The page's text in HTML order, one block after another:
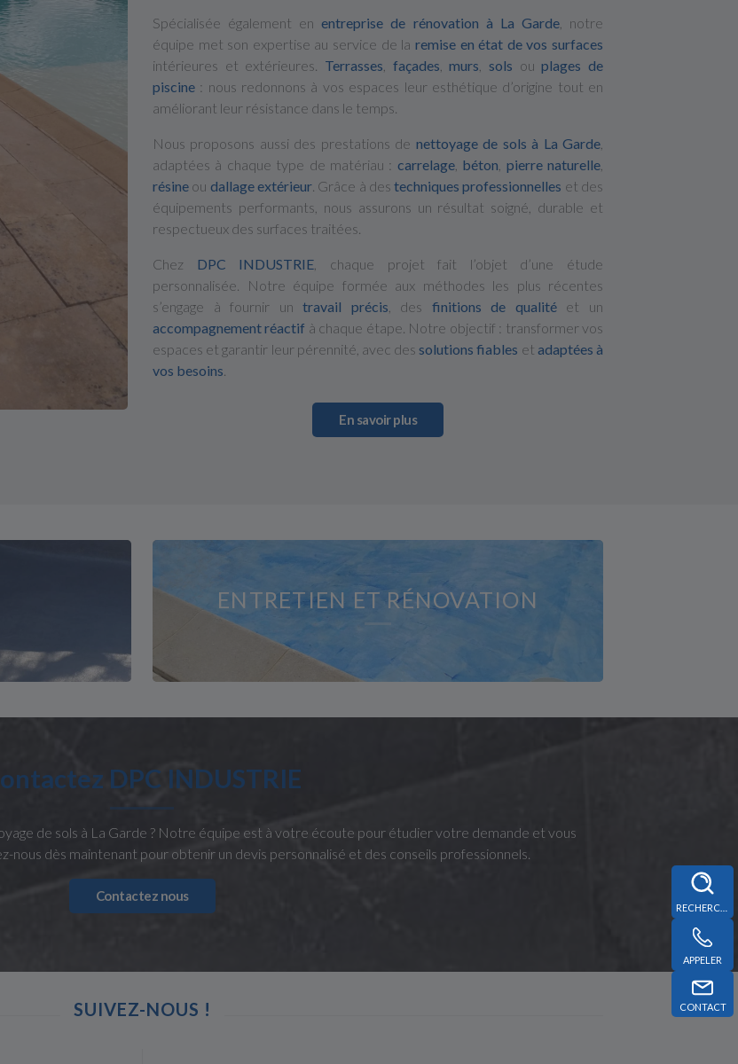
APPELER
CONTACT
Spécialisée également enentreprise de rénovation à La Garde, notre
équipe met son expertise au service de la remise en état de vos surfaces
intérieures et extérieures. Terrasses façades ,murs sols ouplages de
piscine : nous redonnons à vos espaces leur esthétique d’origine tout en
améliorant leur résistance dans le temps.
Nous proposons aussi des prestations de nettoyage de sols à La Garde
adaptées à chaque type de matériau : carrelage, béton pierre naturelle
résine ou dallage extérieur. Grâce à des techniques professionnelles et des
équipements performants, nous assurons un résultat soigné, durable et
respectueux des surfaces traitées.
Chez DPC INDUSTRIE , chaque projet fait l’objet d’une étude
personnalisée. Notre équipe formée aux méthodes les plus récentes
s’engage à fournir untravail précis , des finitions de qualitéet un
accompagnement réactif à chaque étape. Notre objectif : transformer vos
espaces et garantir leur pérennité, avec des solutions fiables et adaptées à
vos besoins
En savoir plus
ENTRETIEN ET RÉNOVATION
DPC INDUSTRIE
de sols à La Garde ? Notre équipe est à votre écoute pour étudier votre demande et vous
nous dès maintenant pour obtenir un devis personnalisé et des conseils professionnels.
Contactez nous
SUIVEZ-NOUS !